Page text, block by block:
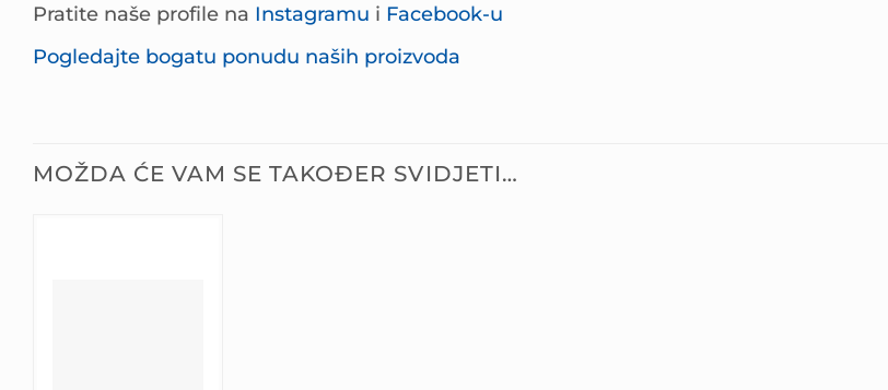
Pratite naše profile na Instagramu i Facebook-u
Pogledajte bogatu ponudu naših proizvoda
MOŽDA ĆE VAM SE TAKOĐER SVIDJETI…